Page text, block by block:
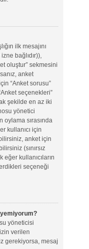
ilk mesajını
bağlıdır)),
oluştur” sekmesini
anket
“Anket sorusu”
seçenekleri”
şekilde en az iki
yönetici
oylama sırasında
kullanıcı için
anket için
(sınırsız
kullanıcıların
seçeneği
yöneticisi
verilen
gerekiyorsa, mesaj